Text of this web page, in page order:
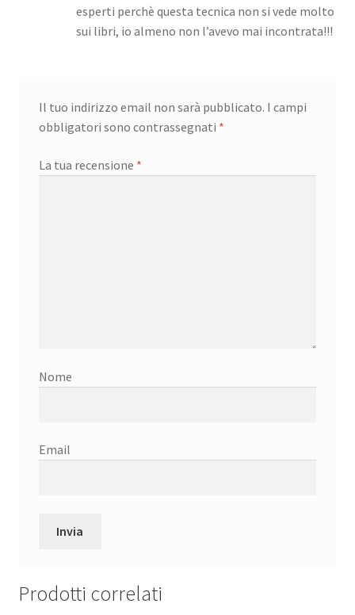
esperti perchè questa tecnica non si vede molto
sui libri, io almeno non l’avevo mai incontrata!!!
Il tuo indirizzo email non sarà pubblicato. I campi
obbligatori sono contrassegnati *
La tua recensione *
Nome
Email
Prodotti correlati